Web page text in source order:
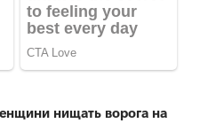
нищать ворога на